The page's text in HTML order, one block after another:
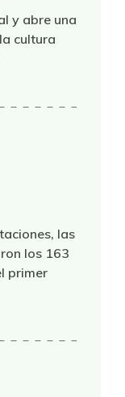
y abre una
cultura
las
los 163
primer